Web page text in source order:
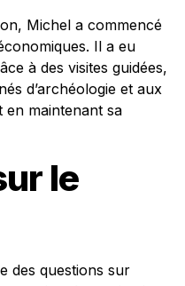
Michel a commencé
Il a eu
à des visites guidées,
d’archéologie et aux
en maintenant sa
le
des questions sur